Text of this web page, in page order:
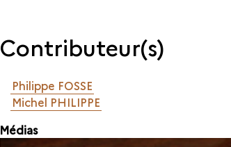
Contributeur(s)
Philippe FOSSE
Michel PHILIPPE
Médias